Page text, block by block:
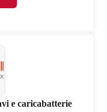
e caricabatterie